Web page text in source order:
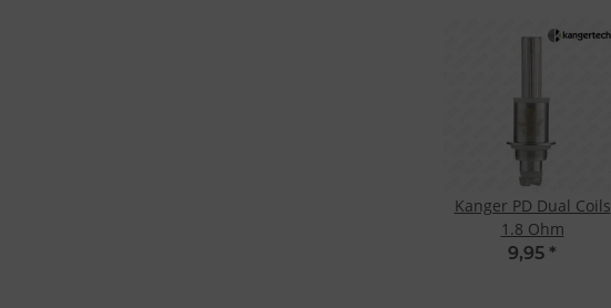
Kanger PD Dual Coils
1.8 Ohm
9,95 *